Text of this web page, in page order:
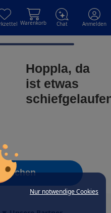
Nur notwendige Cookies
Warenkorb Chat Anmelden
Hoppla, da
ist etwas